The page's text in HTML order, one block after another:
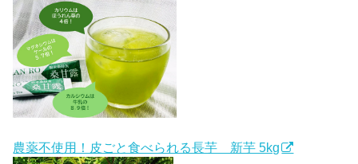
農薬不使用！皮ごと食べられる長芋 新芋 5kg